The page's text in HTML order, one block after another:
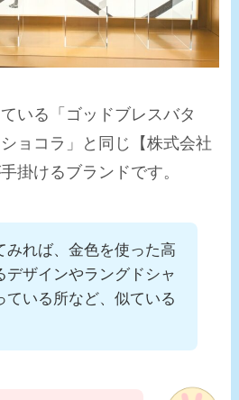
いる「ゴッドブレスバタ
ョコラ」と同じ【株式会社
掛けるブランドです。
みれば、金色を使った高
デザインやラングドシャ
ている所など、似ている